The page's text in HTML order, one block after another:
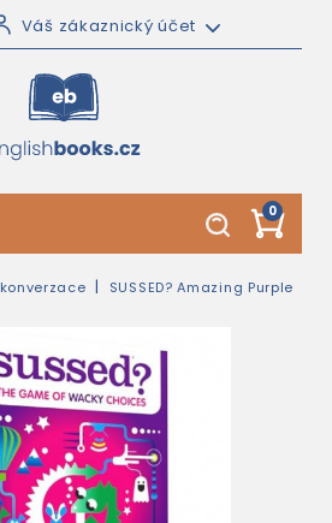
Váš zákaznický účet
0
konverzace SUSSED? Amazing Purple